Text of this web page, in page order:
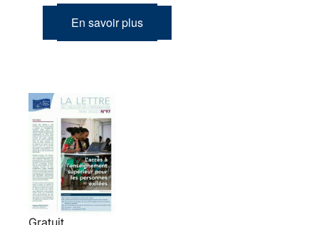
En savoir plus